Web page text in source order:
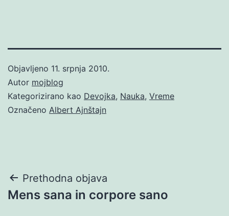
Objavljeno 11. srpnja 2010.
Autor mojblog
Kategorizirano kao Devojka, Nauka, Vreme
Označeno Albert Ajnštajn
Navigacija
objava
Prethodna objava
Mens sana in corpore sano